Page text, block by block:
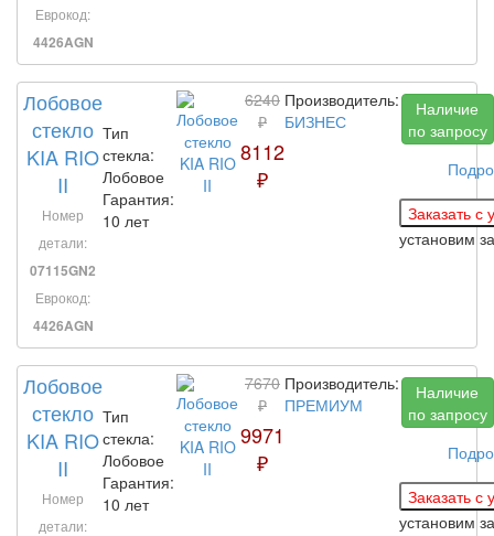
Еврокод:
4426AGN
Лобовое
стекло
KIA RIO
II
Номер
детали:
07115GN2
Еврокод:
4426AGN
Тип
стекла:
Лобовое
Гарантия:
10 лет
6240
₽
8112
₽
Производитель:
БИЗНЕС
Наличие
по запросу
установим
Лобовое
стекло
KIA RIO
II
Номер
детали:
Тип
стекла:
Лобовое
Гарантия:
10 лет
7670
₽
9971
₽
Производитель:
ПРЕМИУМ
Наличие
по запросу
установим